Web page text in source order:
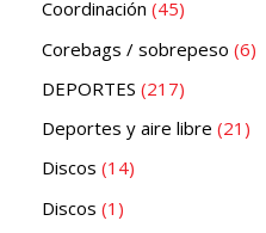
Coordinación 45
Corebags / sobrepeso 6
DEPORTES 217
Deportes y aire libre 21
Discos 14
Discos 1